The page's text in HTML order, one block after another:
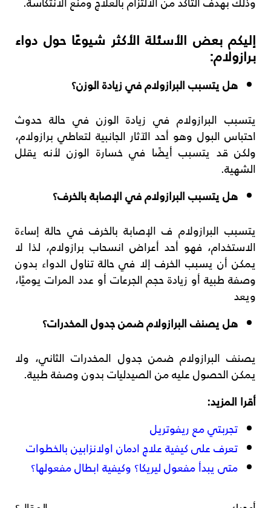
إليكم بعض الأسئلة الأكثر شيوعًا حول دواء
برازولام:
هل يتسبب البرازولام في زيادة الوزن؟
يتسبب البرازولام في زيادة الوزن في حالة حدوث
احتباس البول وهو أحد الآثار الجانبية لتعاطي برازولام،
ولكن قد يتسبب أيضًا في خسارة الوزن لأنه يقلل
الشهية.
هل يتسبب البرازولام في الإصابة بالخرف؟
يتسبب البرازولام ف الإصابة بالخرف في حالة إساءة
الاستخدام، فهو أحد أعراض انسحاب برازولام، لذا لا
يمكن أن يسبب الخرف إلا في حالة تناول الدواء بدون
وصفة طبية أو زيادة حجم الجرعات أو عدد المرات يوميًا،
ويعد
هل يصنف البرازولام ضمن جدول المخدرات؟
يصنف البرازولام ضمن جدول المخدرات الثاني، ولا
يمكن الحصول عليه من الصيدليات بدون وصفة طبية.
أقرا المزيد:
تجربتي مع ريفوتريل
تعرف على كيفية علاج ادمان اولانزابين بالخطوات
متى يبدأ مفعول ليريكا؟ وكيفية ابطال مفعولها؟